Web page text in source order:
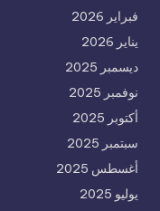
فبراير 2026
يناير 2026
ديسمبر 2025
نوفمبر 2025
أكتوبر 2025
سبتمبر 2025
أغسطس 2025
يوليو 2025